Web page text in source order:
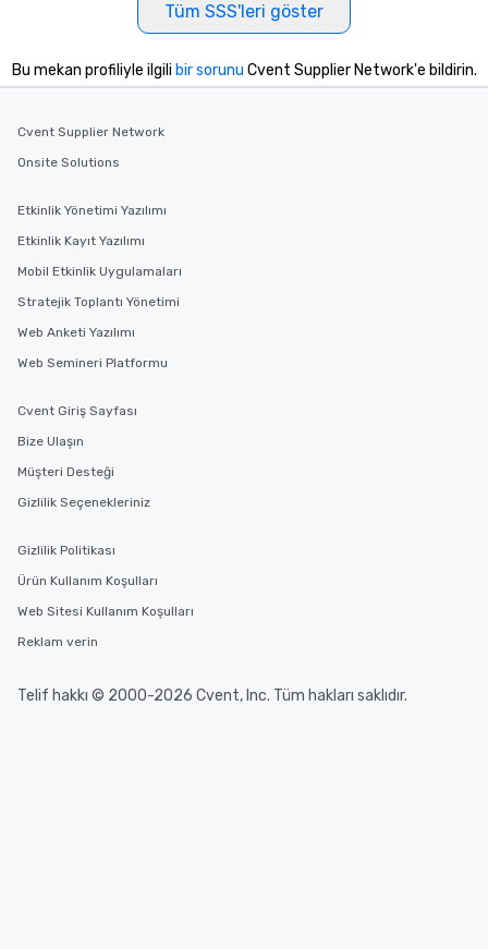
Tüm SSS'leri göster
Bu mekan profiliyle ilgili bir sorunu Cvent Supplier Network'e bildirin.
Cvent Supplier Network
Onsite Solutions
Etkinlik Yönetimi Yazılımı
Etkinlik Kayıt Yazılımı
Mobil Etkinlik Uygulamaları
Stratejik Toplantı Yönetimi
Web Anketi Yazılımı
Web Semineri Platformu
Cvent Giriş Sayfası
Bize Ulaşın
Müşteri Desteği
Gizlilik Seçenekleriniz
Gizlilik Politikası
Ürün Kullanım Koşulları
Web Sitesi Kullanım Koşulları
Reklam verin
Telif hakkı © 2000-2026 Cvent, Inc. Tüm hakları saklıdır.